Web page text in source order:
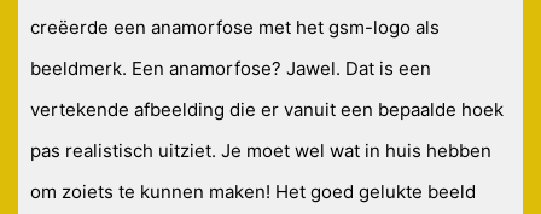
creëerde een anamorfose met het gsm-logo als
beeldmerk. Een anamorfose? Jawel. Dat is een
vertekende afbeelding die er vanuit een bepaalde hoek
pas realistisch uitziet. Je moet wel wat in huis hebben
om zoiets te kunnen maken! Het goed gelukte beeld